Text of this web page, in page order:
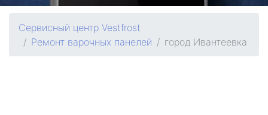
Сервисный центр Vestfrost
Ремонт варочных панелей
город Ивантеевка